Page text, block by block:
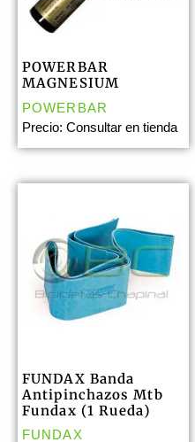
POWERBAR
MAGNESIUM
POWERBAR
Precio: Consultar en tienda
FUNDAX Banda
Antipinchazos Mtb
Fundax (1 Rueda)
FUNDAX